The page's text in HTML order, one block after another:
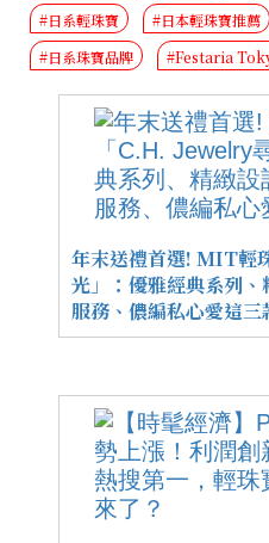
#日系輕珠寶
#日本輕珠寶推薦
#日系珠寶品牌
#Festaria
年末送禮首選! MIT輕
光」：優雅經典系列
服務、儂編私心愛這三